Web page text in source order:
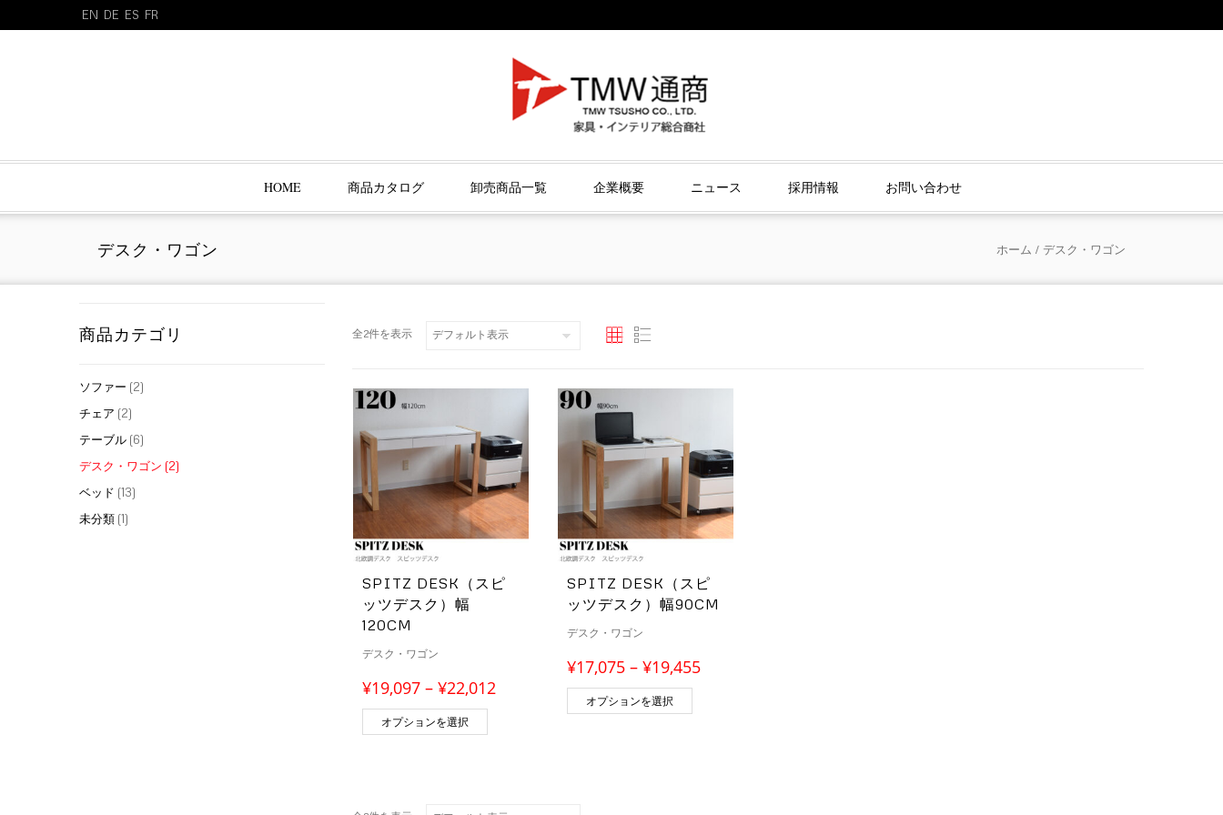
EN DE ES FR
HOME 商品カタログ 卸売商品一覧 企業概要 ニュース 採用情報 お問い合わせ
デスク・ワゴン ホーム / デスク・ワゴン
商品カテゴリ
ソファー (2)
チェア (2)
テーブル (6)
デスク・ワゴン (2)
ベッド (13)
未分類 (1)
全2件を表示
SPITZ DESK（スピ
ッツデスク）幅
120CM
デスク・ワゴン
¥19,097 – ¥22,012価格帯: ¥19,097 – ¥22,012
オプションを選択 この商品には複数のバリエーションがあります。 オプションは商品ページから選択できます
SPITZ DESK（スピ
ッツデスク）幅90CM
デスク・ワゴン
¥17,075 – ¥19,455価格帯: ¥17,075 – ¥19,455
オプションを選択